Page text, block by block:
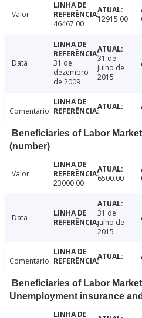
Valor
46467.00
12915.00
Data
31 de
dezembro
de 2009
31 de
julho de
2015
Comentário
Beneficiaries of Labor
(number)
Valor
23000.00
6500.00
Data
31 de
julho de
2015
Comentário
Beneficiaries of Labor
Unemployment insurance